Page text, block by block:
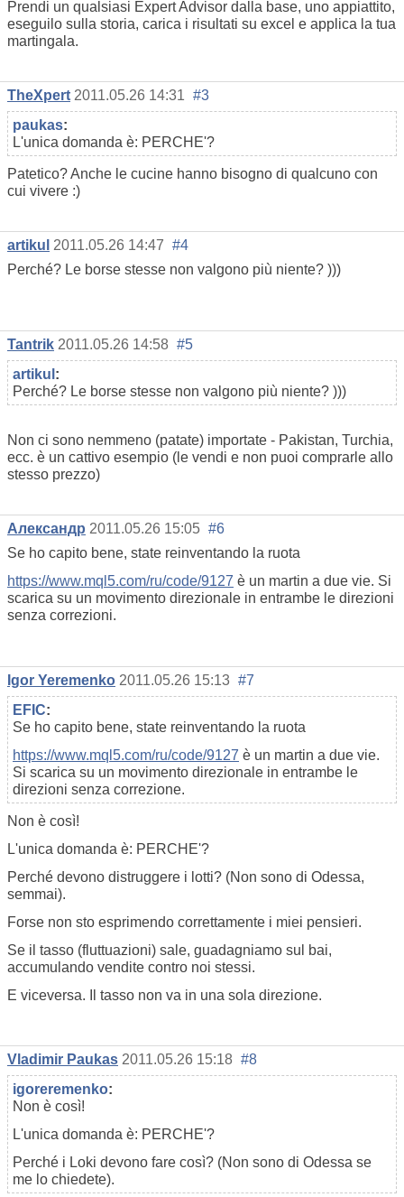
Prendi un qualsiasi Expert Advisor dalla base, uno appiattito,
eseguilo sulla storia, carica i risultati su excel e applica la tua
martingala.
TheXpert 2011.05.26 14:31 #3
paukas:
L'unica domanda è: PERCHE'?
Patetico? Anche le cucine hanno bisogno di qualcuno con
cui vivere :)
artikul 2011.05.26 14:47 #4
Perché? Le borse stesse non valgono più niente? )))
Tantrik 2011.05.26 14:58 #5
artikul :
Perché? Le borse stesse non valgono più niente? )))
Non ci sono nemmeno (patate) importate - Pakistan, Turchia,
ecc. è un cattivo esempio (le vendi e non puoi comprarle allo
stesso prezzo)
Александр 2011.05.26 15:05 #6
Se ho capito bene, state reinventando la ruota
https://www.mql5.com/ru/code/9127 è un martin a due vie. Si
scarica su un movimento direzionale in entrambe le direzioni
senza correzioni.
Igor Yeremenko 2011.05.26 15:13 #7
EFIC:
Se ho capito bene, state reinventando la ruota
https://www.mql5.com/ru/code/9127 è un martin a due vie.
Si scarica su un movimento direzionale in entrambe le
direzioni senza correzione.
Non è così!
L'unica domanda è: PERCHE'?
Perché devono distruggere i lotti? (Non sono di Odessa,
semmai).
Forse non sto esprimendo correttamente i miei pensieri.
Se il tasso (fluttuazioni) sale, guadagniamo sul bai,
accumulando vendite contro noi stessi.
E viceversa. Il tasso non va in una sola direzione.
Vladimir Paukas 2011.05.26 15:18 #8
igoreremenko:
Non è così!
L'unica domanda è: PERCHE'?
Perché i Loki devono fare così? (Non sono di Odessa se
me lo chiedete).